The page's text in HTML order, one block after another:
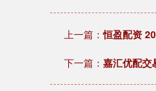
上一篇：恒盈配资
下一篇： 嘉汇优配交